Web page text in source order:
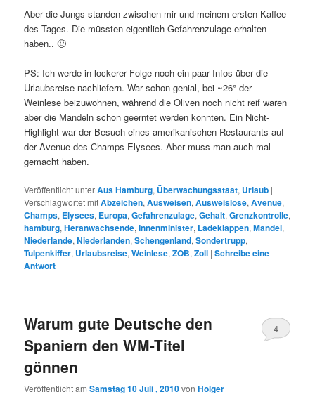
Aber die Jungs standen zwischen mir und meinem ersten Kaffee
des Tages. Die müssten eigentlich Gefahrenzulage erhalten
haben.. 🙂
PS: Ich werde in lockerer Folge noch ein paar Infos über die
Urlaubsreise nachliefern. War schon genial, bei ~26° der
Weinlese beizuwohnen, während die Oliven noch nicht reif waren
aber die Mandeln schon geerntet werden konnten. Ein Nicht-
Highlight war der Besuch eines amerikanischen Restaurants auf
der Avenue des Champs Elysees. Aber muss man auch mal
gemacht haben.
Veröffentlicht unterAus Hamburg, Überwachungsstaat, Urlaub |
Verschlagwortet mitAbzeichen,Ausweisen,Ausweislose,Avenue,
Champs, Elysees, Europa,Gefahrenzulage,Gehalt,Grenzkontrolle,
hamburg,Heranwachsende,Innenminister, Ladeklappen,Mandel,
Niederlande,Niederlanden,Schengenland,Sondertrupp,
Tulpenkiffer, Urlaubsreise,Weinlese,ZOB,Zoll |Schreibe eine
Antwort
Warum gute Deutsche den
Spaniern den WM-Titel
gönnen
Veröffentlicht amSamstag 10 Juli , 2010vonHolger
4